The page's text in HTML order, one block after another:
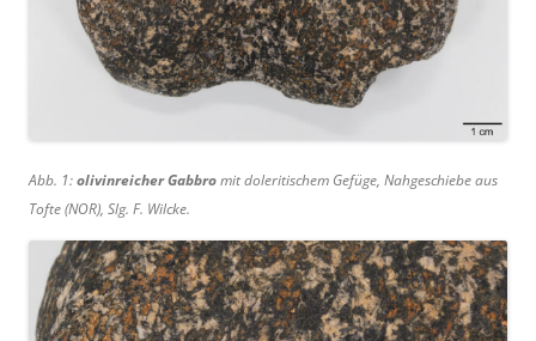
Abb. 1:olivinreicher Gabbromit doleritischem Gefüge, Nahgeschiebe aus
Tofte (NOR), Slg. F. Wilcke.